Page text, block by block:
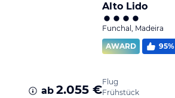
ab 2.055 €
Alto Lido
Funchal, Madeira
AWARD
95%
Flug
Frühstück